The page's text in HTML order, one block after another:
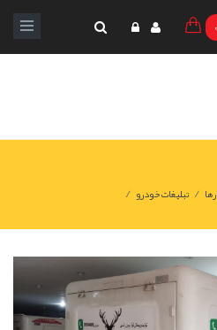
0
/تبلیغات خودرو /